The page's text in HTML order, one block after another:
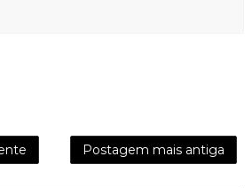
Postagem mais antiga